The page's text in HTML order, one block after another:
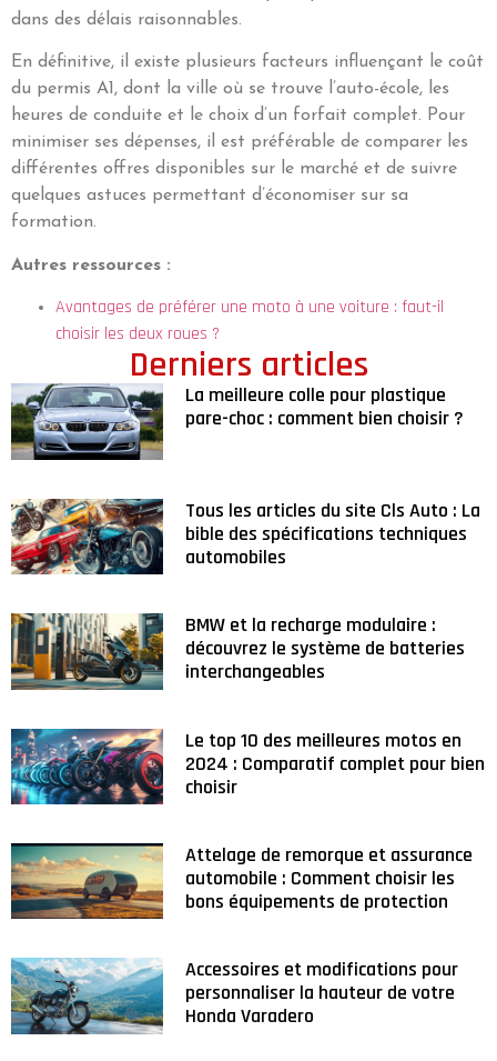
Derniers articles
La meilleure colle pour plastique
pare-choc : comment bien choisir ?
Tous les articles du site Cls Auto : La
bible des spécifications techniques
automobiles
BMW et la recharge modulaire :
découvrez le système de batteries
interchangeables
Le top 10 des meilleures motos en
2024 : Comparatif complet pour bien
choisir
Attelage de remorque et assurance
automobile : Comment choisir les
bons équipements de protection
Accessoires et modifications pour
personnaliser la hauteur de votre
Honda Varadero
dans des délais raisonnables.
En définitive, il existe plusieurs facteurs influençant le coût
du permis A1, dont la ville où se trouve l’auto-école, les
heures de conduite et le choix d’un forfait complet. Pour
minimiser ses dépenses, il est préférable de comparer les
différentes offres disponibles sur le marché et de suivre
quelques astuces permettant d’économiser sur sa
formation.
Autres ressources :
Avantages de préférer une moto à une voiture : faut-il
choisir les deux roues ?